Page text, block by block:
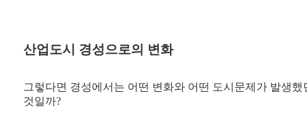
산업도시 경성으로의 변화
그렇다면 경성에서는 어떤 변화와 어떤 도시문제가 발생했
것일까?